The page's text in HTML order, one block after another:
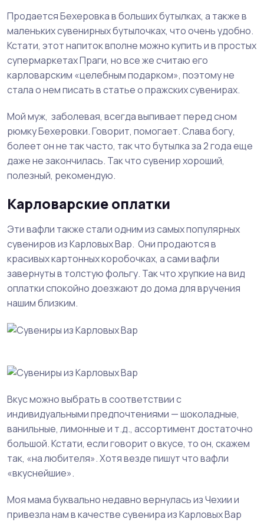
Продается Бехеровка в больших бутылках, а также в
маленьких сувенирных бутылочках, что очень удобно.
Кстати, этот напиток вполне можно купить и в простых
супермаркетах Праги, но все же считаю его
карловарским «целебным подарком», поэтому не
стала о нем писать в статье о пражских сувенирах.
Мой муж, заболевая, всегда выпивает перед сном
рюмку Бехеровки. Говорит, помогает. Слава богу,
болеет он не так часто, так что бутылка за 2 года еще
даже не закончилась. Так что сувенир хороший,
полезный, рекомендую.
Карловарские оплатки
Эти вафли также стали одним из самых популярных
сувениров из Карловых Вар. Они продаются в
красивых картонных коробочках, а сами вафли
завернуты в толстую фольгу. Так что хрупкие на вид
оплатки спокойно доезжают до дома для вручения
нашим близким.
Вкус можно выбрать в соответствии с
индивидуальными предпочтениями — шоколадные,
ванильные, лимонные и т.д., ассортимент достаточно
большой. Кстати, если говорит о вкусе, то он, скажем
так, «на любителя». Хотя везде пишут что вафли
«вкуснейшие».
Моя мама буквально недавно вернулась из Чехии и
привезла нам в качестве сувенира из Карловых Вар